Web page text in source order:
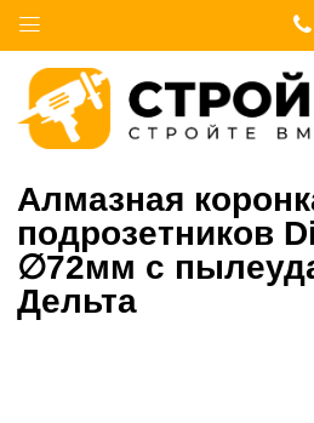
Алмазная
подрозетников
∅72мм с
Дельта